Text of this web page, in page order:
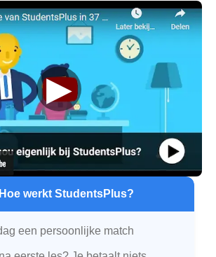
▶
werkt StudentsPlus?
een persoonlijke match